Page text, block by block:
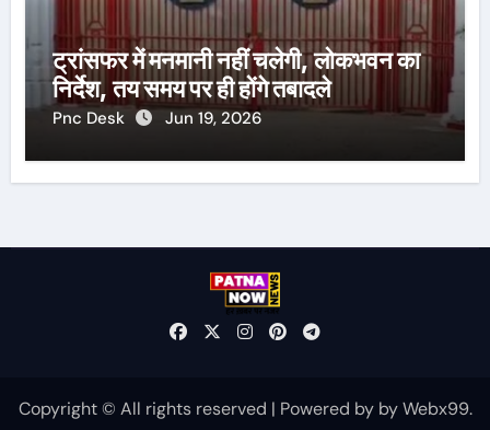
ट्रांसफर में मनमानी नहीं चलेगी, लोकभवन का
निर्देश, तय समय पर ही होंगे तबादले
Pnc Desk Jun 19, 2026
Copyright © All rights reserved | Powered by byWebx99.